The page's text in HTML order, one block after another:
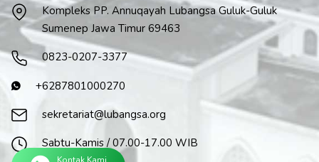
Kompleks PP. Annuqayah Lubangsa Guluk-Guluk
Sumenep Jawa Timur 69463
0823-0207-3377
+6287801000270
sekretariat@lubangsa.org
Sabtu-Kamis / 07.00-17.00 WIB